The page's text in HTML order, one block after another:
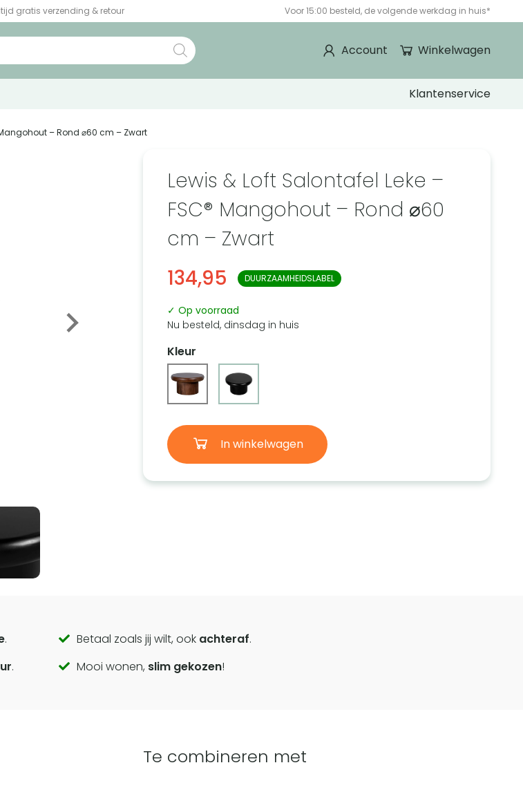
gratis verzending & retour Voor 15:00 besteld, de volgende werkdag in huis*
Winkelwagen
Account
Klantenservice
– Rond ⌀60 cm – Zwart
Lewis & Loft Salontafel Leke –
FSC® Mangohout – Rond ⌀60
cm – Zwart
134,95
DUURZAAMHEIDSLABEL
✓ Op voorraad
Nu besteld, dinsdag in huis
Kleur
In winkelwagen
. Betaal zoals jij wilt, ook achteraf.
. Mooi wonen, slim gekozen!
Te combineren met